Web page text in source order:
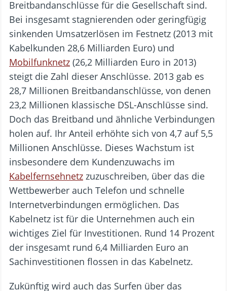
Breitbandanschlüsse für die Gesellschaft sind.
Bei insgesamt stagnierenden oder geringfügig
sinkenden Umsatzerlösen im Festnetz (2013 mit
Kabelkunden 28,6 Milliarden Euro) und
Mobilfunknetz (26,2 Milliarden Euro in 2013)
steigt die Zahl dieser Anschlüsse. 2013 gab es
28,7 Millionen Breitbandanschlüsse, von denen
23,2 Millionen klassische DSL-Anschlüsse sind.
Doch das Breitband und ähnliche Verbindungen
holen auf. Ihr Anteil erhöhte sich von 4,7 auf 5,5
Millionen Anschlüsse. Dieses Wachstum ist
insbesondere dem Kundenzuwachs im
Kabelfernsehnetz zuzuschreiben, über das die
Wettbewerber auch Telefon und schnelle
Internetverbindungen ermöglichen. Das
Kabelnetz ist für die Unternehmen auch ein
wichtiges Ziel für Investitionen. Rund 14 Prozent
der insgesamt rund 6,4 Milliarden Euro an
Sachinvestitionen flossen in das Kabelnetz.
Zukünftig wird auch das Surfen über das